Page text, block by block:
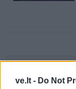
ve.lt - Do Not
jodas trasa